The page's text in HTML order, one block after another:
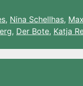
, Nina Schellhas,
, Der Bote, Katja